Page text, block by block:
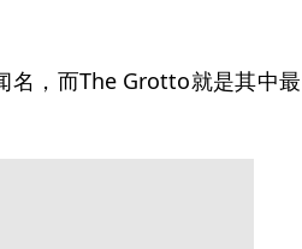
名，而The Grotto就是其中最